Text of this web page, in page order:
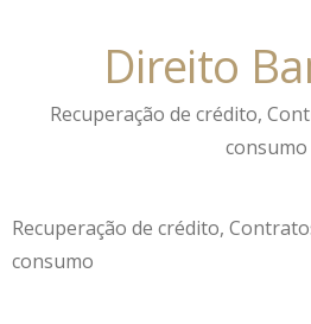
Direito
Recuperação de crédito,
consumo
Recuperação de crédito,
consumo